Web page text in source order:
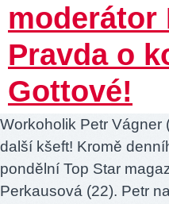
moderátor
Pravda o
Gottové!
Workoholik Petr Vágner
další kšeft! Kromě
pondělní Top Star
Perkausová (22). Petr